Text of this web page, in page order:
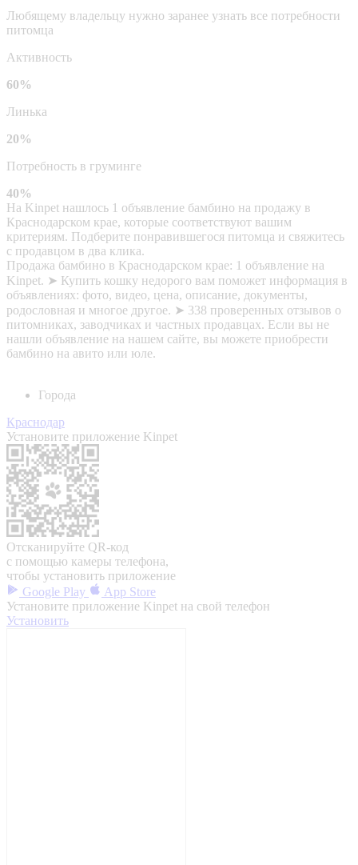
Любящему владельцу нужно заранее узнать все потребности
питомца
Активность
60%
Линька
20%
Потребность в груминге
40%
На Kinpet нашлось 1 объявление бамбино на продажу в
Краснодарском крае, которые соответствуют вашим
критериям. Подберите понравившегося питомца и свяжитесь
с продавцом в два клика.
Продажа бамбино в Краснодарском крае: 1 объявление на
Kinpet. ➤ Купить кошку недорого вам поможет информация в
объявлениях: фото, видео, цена, описание, документы,
родословная и многое другое. ➤ 338 проверенных отзывов о
питомниках, заводчиках и частных продавцах. Если вы не
нашли объявление на нашем сайте, вы можете приобрести
бамбино на авито или юле.
Города
Краснодар
Установите приложение Kinpet
Отсканируйте QR-код
с помощью камеры телефона,
чтобы установить приложение
Google Play
App Store
Установите приложение Kinpet на свой телефон
Установить